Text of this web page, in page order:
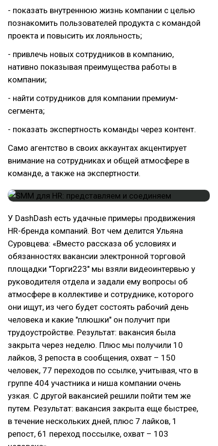
- показать внутреннюю жизнь компании с целью
познакомить пользователей продукта с командой
проекта и повысить их лояльность;
- привлечь новых сотрудников в компанию,
нативно показывая преимущества работы в
компании;
- найти сотрудников для компании премиум-
сегмента;
- показать экспертность команды через контент.
Само агентство в своих аккаунтах акцентирует
внимание на сотрудниках и общей атмосфере в
команде, а также на экспертности.
У DashDash есть удачные примеры продвижения
HR-бренда компаний. Вот чем делится Ульяна
Суровцева: «Вместо рассказа об условиях и
обязанностях вакансии электронной торговой
площадки "Торги223" мы взяли видеоинтервью у
руководителя отдела и задали ему вопросы об
атмосфере в коллективе и сотруднике, которого
они ищут, из чего будет состоять рабочий день
человека и какие "плюшки" он получит при
трудоустройстве. Результат: вакансия была
закрыта через неделю. Плюс мы получили 10
лайков, 3 репоста в сообщения, охват – 150
человек, 77 переходов по ссылке, учитывая, что в
группе 404 участника и ниша компании очень
узкая. С другой вакансией решили пойти тем же
путем. Результат: вакансия закрыта еще быстрее,
в течение нескольких дней, плюс 7 лайков, 1
репост, 61 переход поссылке, охват – 103